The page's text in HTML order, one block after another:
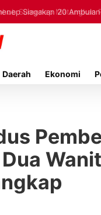
Siagakan 20
II
Daerah Ekonomi